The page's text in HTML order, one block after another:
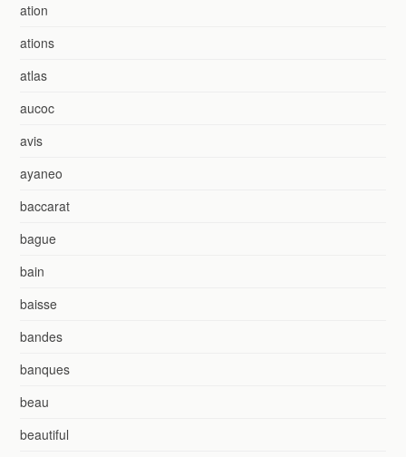
ation
ations
atlas
aucoc
avis
ayaneo
baccarat
bague
bain
baisse
bandes
banques
beau
beautiful